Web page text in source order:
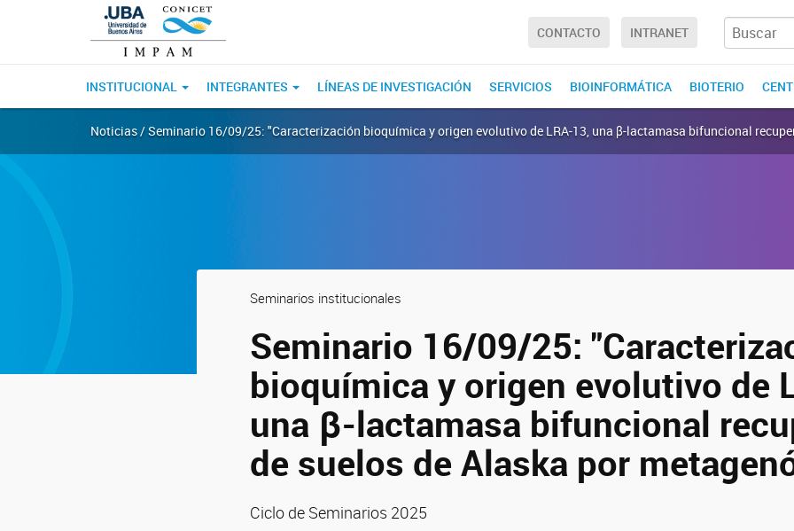
CONTACTO INTRANET
INSTITUCIONAL INTEGRANTES LÍNEAS DE INVESTIGACIÓN SERVICIOS BIOINFORMÁTICA BIOTERIO
Noticias / Seminario 16/09/25: "Caracterización bioquímica y origen evolutivo de LRA-13, una β-lactamasa bifuncional
Seminarios institucionales
Seminario 16/09/25:
bioquímica y origen evolutivo de
una β-lactamasa bifuncional
de suelos de Alaska por
Ciclo de Seminarios 2025